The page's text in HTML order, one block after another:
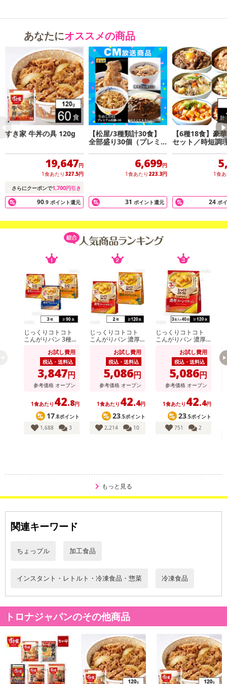
※こちらの商品は、沖縄・離島地域またはクール便でのお届けが出
来ない地域の方は、お申込みいただけませんので、ご了承ください
【すき家 牛丼の具】
【すき家 豚生姜焼き丼の具】
爽やかな生姜の香りが食欲を掻き立てる、すき家監修の豚生姜焼き
丼の具です。
【すき家 炭火やきとり丼の具】
だけます。
野菜の旨みが溶け込んだやさしいコクの欧風カレーです。
注意事項:
蒸気口のある面を下にして調理しますと蒸気口より中身が吹きこぼれますので、必ず蒸気口の
ある面を上にして電子レンジに入れてください。
加熱後は大変熱くなっておりますので、やけどに十分ご注意ください。
必要以上の加熱は調理不良の原因になります。
あなたにオススメの商品
すき家 牛丼の具 120g
19,647円
1食あたり 327.5円
さらにクーポンで1,700円引き
90.9 ポイント還元
【松屋/3種類計30食】
全部盛り30個（プレミ
アム仕様牛めしの具&豚
めしの具&オリジナルカ
6,699円
1食あたり 223.3円
31 ポイント還元
【6種18食】豪
セット／時短調
ら大人まで食べ
1食
24 ポ
じっくりコトコト
こんがりパン 3種セ
タージュ / 濃厚かぼ
ちゃポタージュ / 濃
厚クラムポタージュ
お試し費用
税込・送料込
3,847円
参考価格 オープン
1食あたり 42.8円
17.8ポイント
1,688
3
じっくりコトコト
こんがりパン 濃厚
濃厚かぼちゃポター
お試し費用
税込・送料込
5,086円
参考価格 オープン
1食あたり 42.4円
23.5ポイント
2,214
10
じっくりコトコト
こんがりパン 濃厚
お試し費用
税込・送料込
5,086円
参考価格 オープン
1食あたり 42.4円
23.5ポイント
751
2
もっと見る
関連キーワード
ちょっプル 加工食品
インスタント・レトルト・冷凍食品・惣菜 冷凍食品
トロナジャパンのその他商品